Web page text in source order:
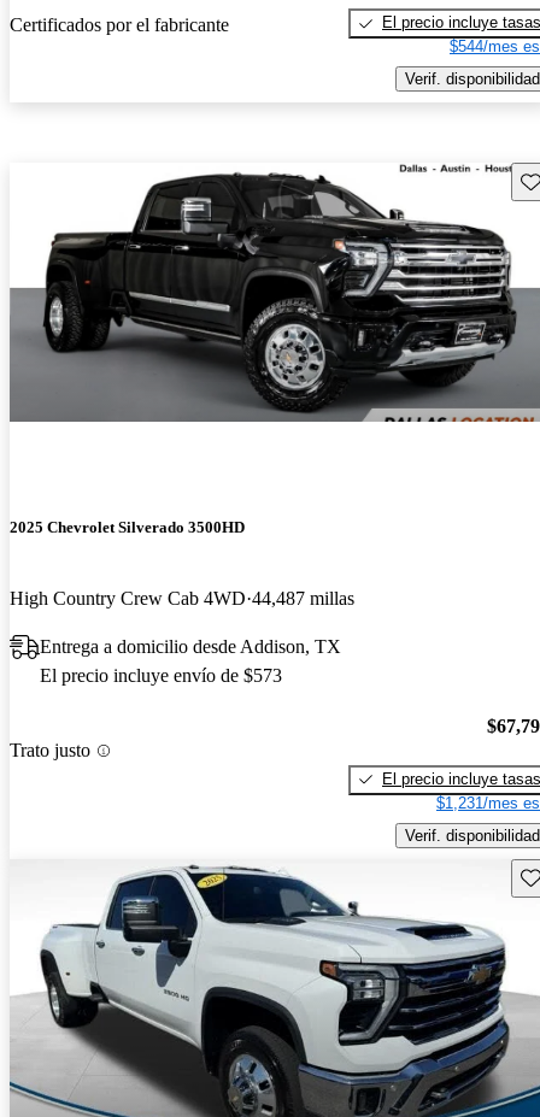
Certificados por el fabricante
El precio incluye tasas
$544/mes
Verif. disponibilidad
2025 Chevrolet Silverado 3500HD
High Country Crew Cab 4WD 44,487 millas
Entrega a domicilio desde Addison, TX
El precio incluye envío de $573
Trato justo
El precio incluye tasas
$1,231/mes
Verif. disponibilidad